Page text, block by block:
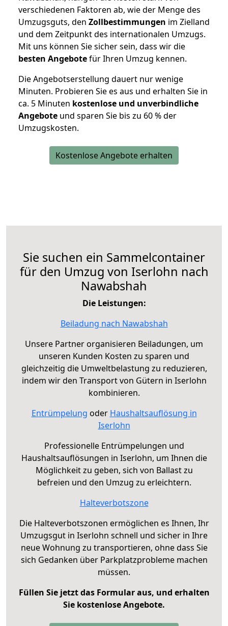
verschiedenen Faktoren ab, wie der Menge des
Umzugsguts, den Zollbestimmungen im Zielland
und dem Zeitpunkt des internationalen Umzugs.
Mit uns können Sie sicher sein, dass wir die
besten Angebotefür Ihren Umzug kennen.
Die Angebotserstellung dauert nur wenige
Minuten. Probieren Sie es aus und erhalten Sie in
ca. 5 Minuten kostenlose und unverbindliche
Angebote und sparen Sie bis zu 60 % der
Umzugskosten.
Kostenlose Angebote erhalten
Sie suchen ein Sammelcontainer
für den Umzug von Iserlohn nach
Nawabshah
Die Leistungen:
Beiladung nach Nawabshah
Unsere Partner organisieren Beiladungen, um
unseren Kunden Kosten zu sparen und
gleichzeitig die Umweltbelastung zu reduzieren,
indem wir den Transport von Gütern in Iserlohn
kombinieren.
Entrümpelung oder Haushaltsauflösung in
Iserlohn
Professionelle Entrümpelungen und
Haushaltsauflösungen in Iserlohn, um Ihnen die
Möglichkeit zu geben, sich von Ballast zu
befreien und den Umzug zu erleichtern.
Halteverbotszone
Die Halteverbotszonen ermöglichen es Ihnen, Ihr
Umzugsgut in Iserlohn schnell und sicher in Ihre
neue Wohnung zu transportieren, ohne dass Sie
sich Gedanken über Parkplatzprobleme machen
müssen.
Füllen Sie jetzt das Formular aus, und erhalten
Sie kostenlose Angebote.